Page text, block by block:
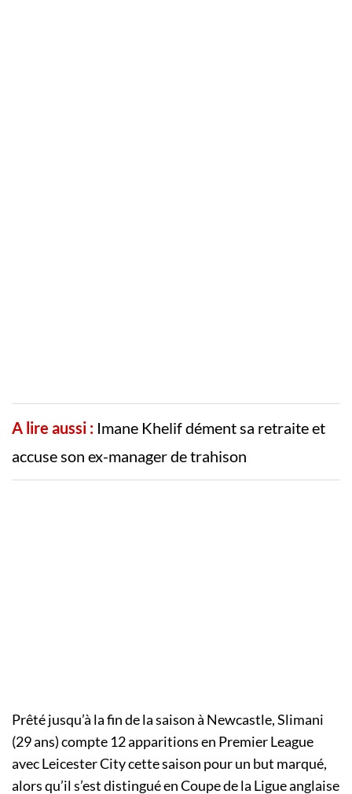
A lire aussi : Imane Khelif dément sa retraite et
accuse son ex-manager de trahison
Prêté jusqu’à la fin de la saison à Newcastle, Slimani
(29 ans) compte 12 apparitions en Premier League
avec Leicester City cette saison pour un but marqué,
alors qu’il s’est distingué en Coupe de la Ligue anglaise